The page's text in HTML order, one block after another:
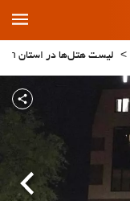
Main
Menu
لیست هتل‌ها در استان Astrakhan
بعدی